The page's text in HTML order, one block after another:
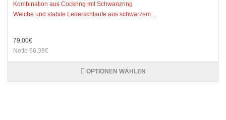
Kombination aus Cockring mit Schwanzring
Weiche und stabile Lederschlaufe aus schwarzem ...
79,00€
Netto 66,39€
OPTIONEN WÄHLEN